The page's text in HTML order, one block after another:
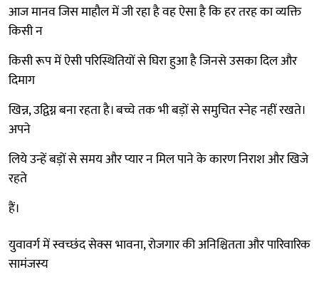
आज मानव जिस माहौल में जी रहा है वह ऐसा है कि हर तरह का व्यक्ति
किसी न
किसी रूप में ऐसी परिस्थितियों से घिरा हुआ है जिनसे उसका दिल और
दिमाग
खिन्न, उद्विग्न बना रहता है। बच्चे तक भी बड़ों से समुचित स्नेह नहीं रखते।
अपने
लिये उन्हें बड़ों से समय और प्यार न मिल पाने के कारण निराश और खिजे
रहते
हैं।
युवावर्ग में स्वच्छंद सेक्स भावना, रोजगार की अनिश्चितता और पारिवारिक
सामंजस्य